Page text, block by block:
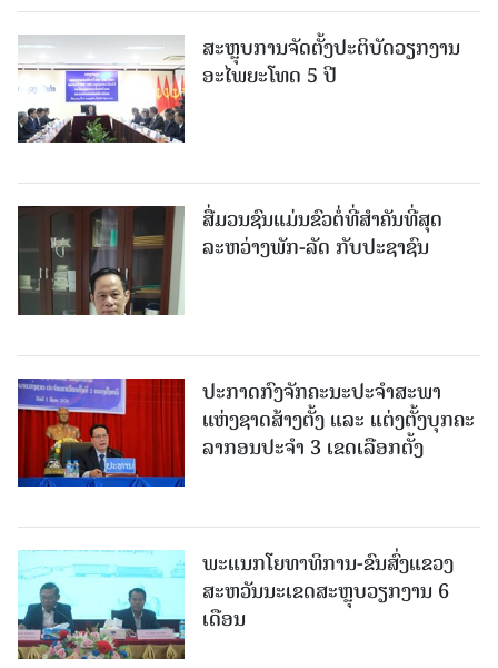
ສະຫຼຸບການຈັດຕັ້ງປະຕິບັດວຽກງານ
ອະໄພຍະໂທດ 5 ປີ
ສື່ມວນຊົນແມ່ນຂົວຕໍ່ທີ່ສໍາຄັນທີ່ສຸດ
ລະຫວ່າງພັກ-ລັດ ກັບປະຊາຊົນ
ປະກາດກົງຈັກຄະນະປະຈໍາສະພາ
ແຫ່ງຊາດສ້າງຕັ້ງ ແລະ ແຕ່ງຕັ້ງບຸກຄະ
ລາກອນປະຈໍາ 3 ເຂດເລືອກຕັ້ງ
ພະແນກໂຍທາທິການ-ຂົນສົ່ງແຂວງ
ສະຫວັນນະເຂດສະຫຼຸບວຽກງານ 6
ເດືອນ